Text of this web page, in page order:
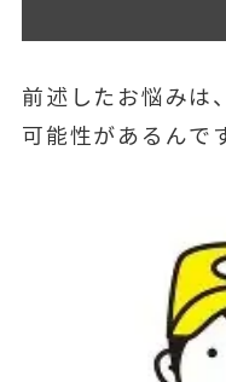
前述したお悩みは
可能性があるんで